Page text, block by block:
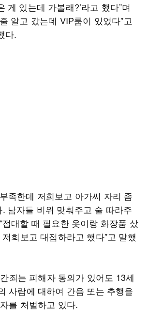
게 있는데 가볼래?’라고 했다”며
알고 갔는데 VIP룸이 있었다”고
다.
족한데 저희보고 아가씨 자리 좀
남자들 비위 맞춰주고 술 따라주
접대할 때 필요한 옷이랑 화장품 샀
희보고 대접하라고 했다”고 말했
죄는 피해자 동의가 있어도 13세
사람에 대하여 간음 또는 추행을
를 처벌하고 있다.